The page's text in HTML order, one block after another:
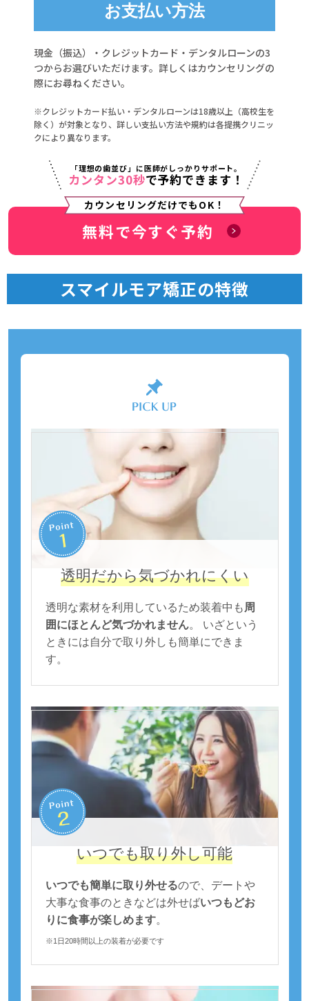
お支払い方法
現金（振込）・クレジットカード・デンタルローンの3
つからお選びいただけます。詳しくはカウンセリングの
際にお尋ねください。
※クレジットカード払い・デンタルローンは18歳以上（高校生を
除く）が対象となり、詳しい支払い方法や規約は各提携クリニッ
クにより異なります。
「理想の歯並び」に医師がしっかりサポート。
カンタン30秒で予約できます！
カウンセリングだけでもOK！
無料で今すぐ予約
スマイルモア矯正の特徴
透明だから気づかれにくい
透明な素材を利用しているため装着中も 周
囲にほとんど気づかれません。 いざという
ときには自分で取り外しも簡単にできま
す。
いつでも取り外し可能
いつでも簡単に取り外せるので、デートや
大事な食事のときなどは外せばいつもどお
りに食事が楽しめます。
※1日20時間以上の装着が必要です